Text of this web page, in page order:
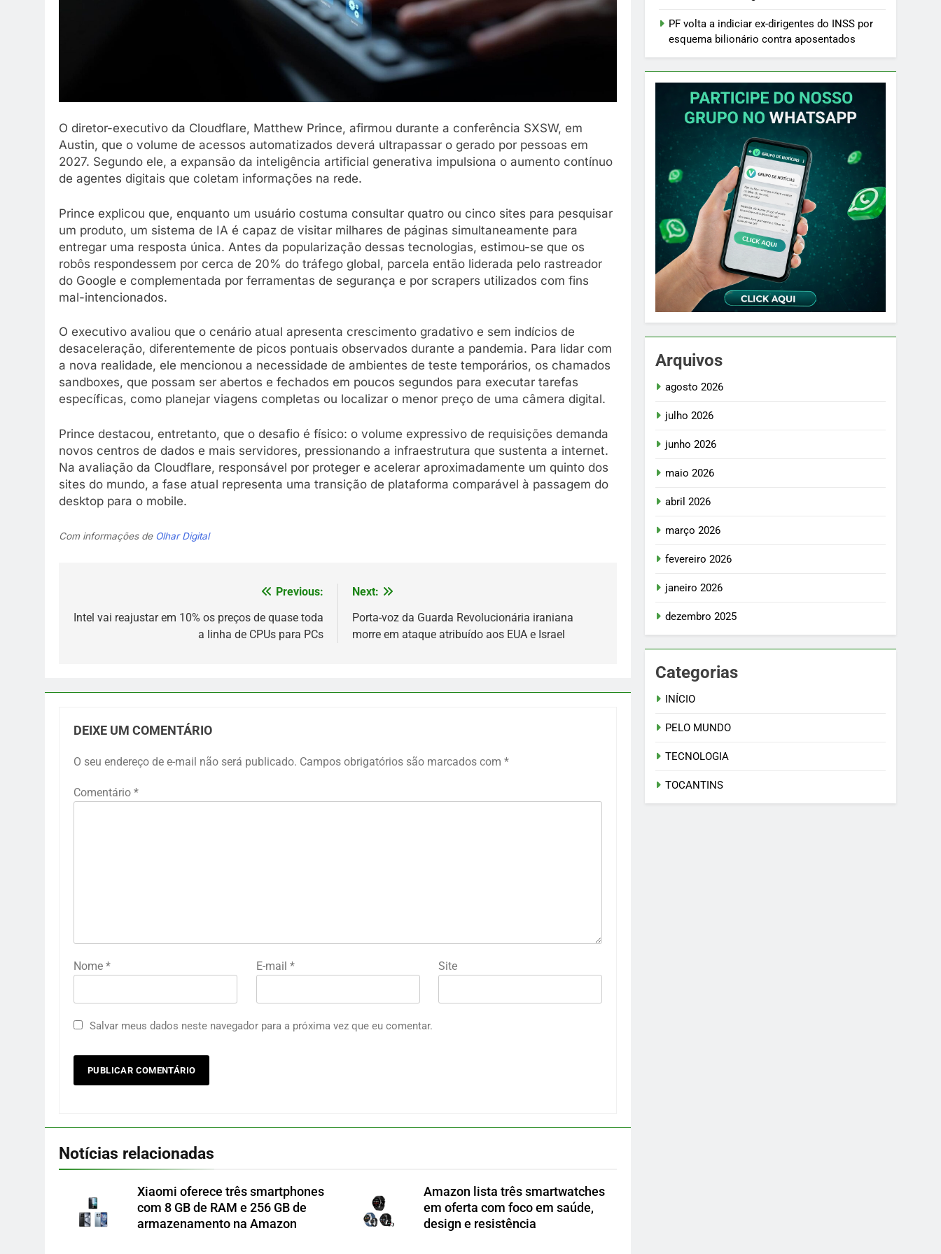
O diretor-executivo da Cloudflare, Matthew Prince, afirmou durante a conferência SXSW, em
Austin, que o volume de acessos automatizados deverá ultrapassar o gerado por pessoas em
2027. Segundo ele, a expansão da inteligência artificial generativa impulsiona o aumento contínuo
de agentes digitais que coletam informações na rede.
Prince explicou que, enquanto um usuário costuma consultar quatro ou cinco sites para pesquisar
um produto, um sistema de IA é capaz de visitar milhares de páginas simultaneamente para
entregar uma resposta única. Antes da popularização dessas tecnologias, estimou-se que os
robôs respondessem por cerca de 20% do tráfego global, parcela então liderada pelo rastreador
do Google e complementada por ferramentas de segurança e por scrapers utilizados com fins
mal-intencionados.
O executivo avaliou que o cenário atual apresenta crescimento gradativo e sem indícios de
desaceleração, diferentemente de picos pontuais observados durante a pandemia. Para lidar com
a nova realidade, ele mencionou a necessidade de ambientes de teste temporários, os chamados
sandboxes, que possam ser abertos e fechados em poucos segundos para executar tarefas
específicas, como planejar viagens completas ou localizar o menor preço de uma câmera digital.
Prince destacou, entretanto, que o desafio é físico: o volume expressivo de requisições demanda
novos centros de dados e mais servidores, pressionando a infraestrutura que sustenta a internet.
Na avaliação da Cloudflare, responsável por proteger e acelerar aproximadamente um quinto dos
sites do mundo, a fase atual representa uma transição de plataforma comparável à passagem do
desktop para o mobile.
Com informações de Olhar Digital
de
Previous:
Intel vai reajustar em 10% os preços de quase toda
a linha de CPUs para PCs
Next:
Porta-voz da Guarda Revolucionária iraniana
morre em ataque atribuído aos EUA e Israel
DEIXE UM COMENTÁRIO
O seu endereço de e-mail não será publicado. Campos obrigatórios são marcados com *
Comentário *
Nome * E-mail * Site
Salvar meus dados neste navegador para a próxima vez que eu comentar.
Notícias relacionadas
Xiaomi oferece três smartphones
com 8 GB de RAM e 256 GB de
armazenamento na Amazon
Amazon lista três smartwatches
em oferta com foco em saúde,
design e resistência
PF volta a indiciar ex-dirigentes do INSS por
esquema bilionário contra aposentados
Arquivos
agosto 2026
julho 2026
junho 2026
maio 2026
abril 2026
março 2026
fevereiro 2026
janeiro 2026
dezembro 2025
Categorias
INÍCIO
PELO MUNDO
TECNOLOGIA
TOCANTINS